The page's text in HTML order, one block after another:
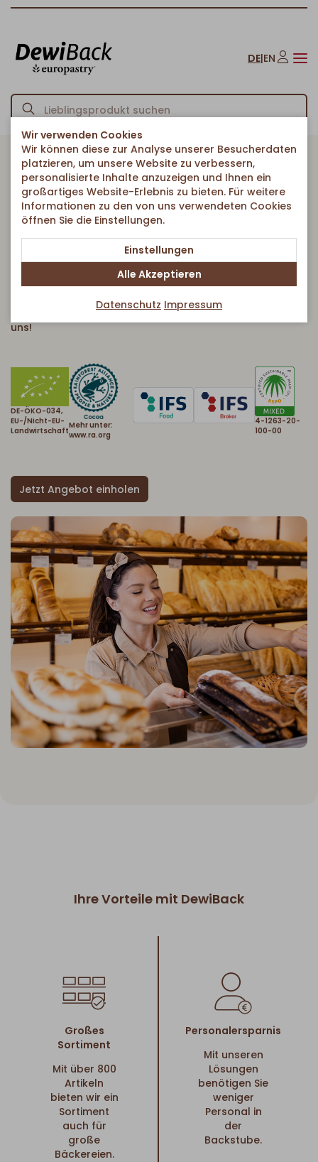
DE|EN
Startseite/ Unsere Kunden/ Bäckereien
Vollsortiment mit wenig Aufwand in
Ihrem Betrieb
In Zeiten von Fachkräftemangel sind innovative
Komplett-Lösungen gefragt. Mit unseren hochwertigen
Tiefkühl-Backwaren bieten Sie Ihren Kunden ein
umfassendes Sortiment vom Brötchen bis zur Torte an.
Gerne auch nach Ihren Traditionsrezepten. Fragen Sie
uns!
DE-ÖKO-034,
EU-/Nicht-EU-
LandwirtschaftMehr unter:
www.ra.org
4-1263-20-
100-00
Jetzt Angebot einholen
Ihre Vorteile mit DewiBack
Großes
Sortiment
Mit über 800
Artikeln
bieten wir ein
Sortiment
auch für
große
Bäckereien.
Personalersparnis
Mit unseren
Lösungen
benötigen Sie
weniger
Personal in
der
Backstube.
Wir verwenden Cookies
Wir können diese zur Analyse unserer Besucherdaten
platzieren, um unsere Website zu verbessern,
personalisierte Inhalte anzuzeigen und Ihnen ein
großartiges Website-Erlebnis zu bieten. Für weitere
Informationen zu den von uns verwendeten Cookies
öffnen Sie die Einstellungen.
Einstellungen
Alle Akzeptieren
Datenschutz Impressum